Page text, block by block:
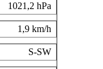
1021,2 hPa
1,9 km/h
S-SW